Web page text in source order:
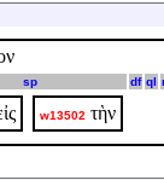
sp df ql
w13502 τὴν